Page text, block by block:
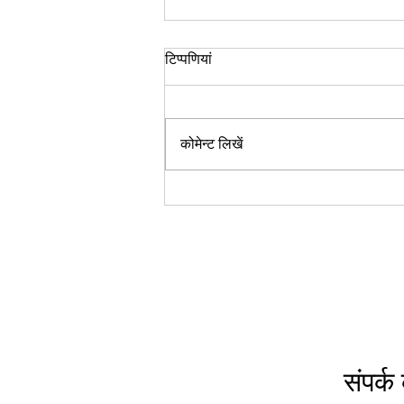
रिवर्स एजिंग, एक आयुर्वेदिक परिप्रेक्ष्य
एक अन्य लेख में, आधुनिक चिकित्सा के
पर चर्चा की गई है, साथ ही अच्छे स्वास्थ्य के
टिप्पणियां
कोमेन्ट लिखें